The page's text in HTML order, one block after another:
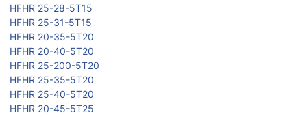
HFHR 25-28-5T15
HFHR 25-31-5T15
HFHR 20-35-5T20
HFHR 20-40-5T20
HFHR 25-200-5T20
HFHR 25-35-5T20
HFHR 25-40-5T20
HFHR 20-45-5T25